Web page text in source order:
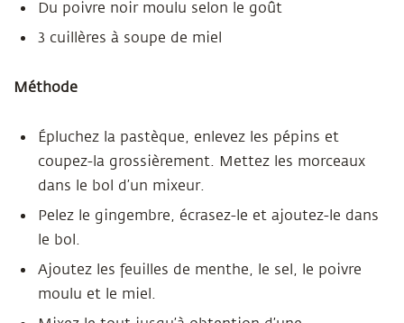
Du poivre noir moulu selon le goût
3 cuillères à soupe de miel
Méthode
Épluchez la pastèque, enlevez les pépins et
coupez-la grossièrement. Mettez les morceaux
dans le bol d’un mixeur.
Pelez le gingembre, écrasez-le et ajoutez-le dans
le bol.
Ajoutez les feuilles de menthe, le sel, le poivre
moulu et le miel.